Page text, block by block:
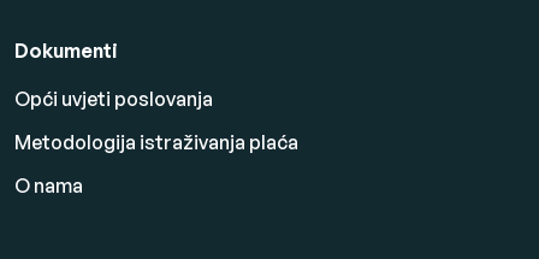
Dokumenti
Opći uvjeti poslovanja
Metodologija istraživanja plaća
O nama